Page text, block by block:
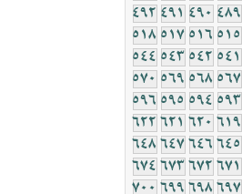
489
490
491
492
515
516
517
518
541
542
543
544
567
568
569
570
593
594
595
596
619
620
621
622
645
646
647
648
671
672
673
674
697
698
699
700